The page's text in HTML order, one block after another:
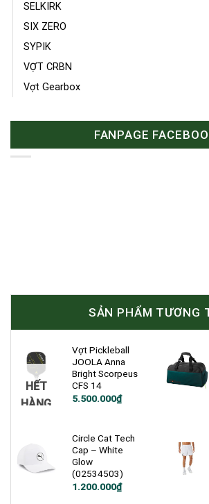
SELKIRK
SIX ZERO
SYPIK
VỢT CRBN
Vợt Gearbox
FANPAGE
SẢN PHẨM TƯƠNG
HẾT
HÀNG
Vợt Pickleball
JOOLA Anna
Bright Scorpeus
CFS 14
5.500.000₫
Circle Cat Tech
Cap – White
Glow
(02534503)
1.200.000₫